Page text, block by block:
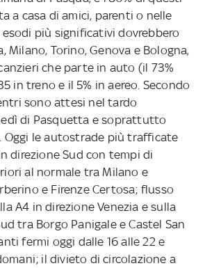
a casa di amici, parenti o nelle
esodi più significativi dovrebbero
Milano, Torino, Genova e Bologna,
che parte in auto (il 73%
in treno e il 5% in aereo. Secondo
sono attesi nel tardo
di Pasquetta e soprattutto
Oggi le autostrade più trafficate
direzione Sud con tempi di
al normale tra Milano e
e Firenze Certosa; flusso
A4 in direzione Venezia e sulla
tra Borgo Panigale e Castel San
fermi oggi dalle 16 alle 22 e
il divieto di circolazione a